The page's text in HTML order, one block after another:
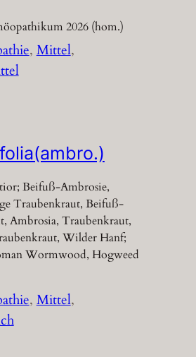
2026 (hom.)
, Mittel
Beifuß-Ambrosie,
Traubenkraut, Beifuß-
Ambrosia, Traubenkraut,
Wilder Hanf;
Wormwood, Hogweed
, Mittel